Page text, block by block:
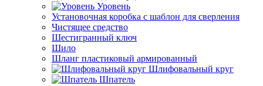
Уровень
Установочная коробка с шаблон для сверления
Чистящее средство
Шестигранный ключ
Шило
Шланг пластиковый армированный
Шлифовальный круг
Шпатель